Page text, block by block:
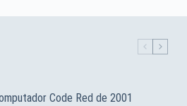
Code Red de 2001